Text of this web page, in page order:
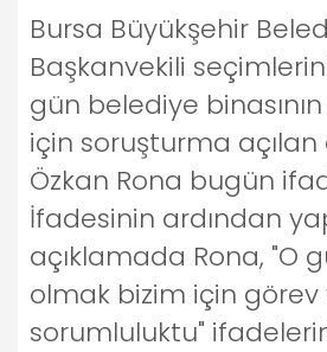
Bursa Büyükşehir
Başkanvekili
gün belediye
için soruşturma
Özkan Rona bugün
İfadesinin ardından
açıklamada Rona, "O
olmak bizim için görev
sorumluluktu"